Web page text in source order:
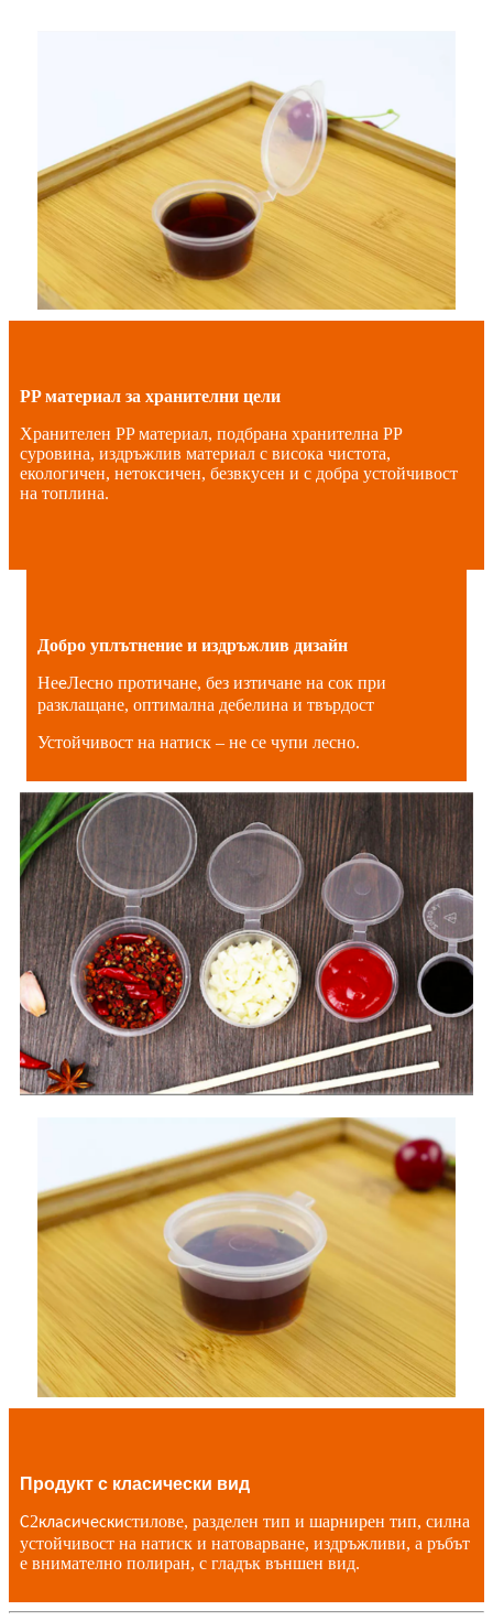
PP материал за хранителни цели
Хранителен PP материал, подбрана хранителна PP
суровина, издръжлив материал с висока чистота,
екологичен, нетоксичен, безвкусен и с добра устойчивост
на топлина.
Добро уплътнение и издръжлив дизайн
НеeЛесно протичане, без изтичане на сок при
разклащане, оптимална дебелина и твърдост
Устойчивост на натиск – не се чупи лесно.
Продукт с класически вид
С2класическистилове, разделен тип и шарнирен тип, силна
устойчивост на натиск и натоварване, издръжливи, а ръбът
е внимателно полиран, с гладък външен вид.